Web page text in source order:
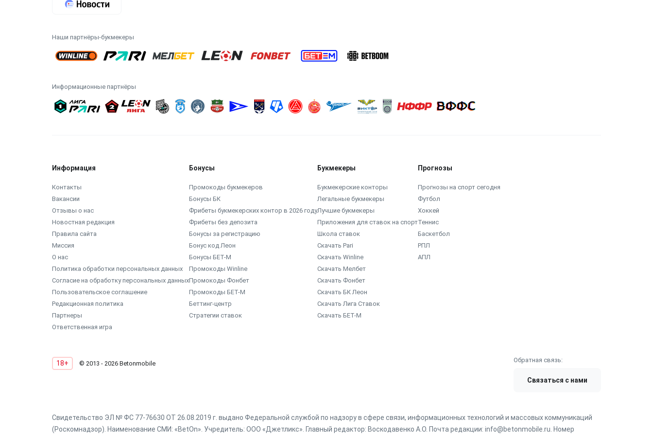
Наши партнёры-букмекеры
Информационные партнёры
Информация
Контакты
Вакансии
Отзывы о нас
Новостная редакция
Правила сайта
Миссия
О нас
Политика обработки персональных данных
Согласие на обработку персональных данных
Пользовательское соглашение
Редакционная политика
Партнеры
Ответственная игра
Бонусы
Промокоды букмекеров
Бонусы БК
Фрибеты букмекерских контор в 2026 году
Фрибеты без депозита
Бонусы за регистрацию
Бонус код Леон
Бонусы БЕТ-М
Промокоды Winline
Промокоды Фонбет
Промокоды БЕТ-М
Беттинг-центр
Стратегии ставок
Букмекеры
Букмекерские конторы
Легальные букмекеры
Лучшие букмекеры
Приложения для ставок на спорт
Школа ставок
Скачать Pari
Скачать Winline
Скачать Мелбет
Скачать Фонбет
Скачать БК Леон
Скачать Лига Ставок
Скачать БЕТ-М
Прогнозы
Прогнозы на спорт сегодня
Футбол
Хоккей
Теннис
Баскетбол
РПЛ
АПЛ
18+ © 2013 - 2026 Betonmobile Обратная связь:
Связаться с нами
Свидетельство ЭЛ № ФС 77-76630 ОТ 26.08.2019 г. выдано Федеральной службой по надзору в сфере связи, информационных технологий и массовых коммуникаций
(Роскомнадзор). Наименование СМИ: «BetOn». Учредитель: ООО «Джетликс». Главный редактор: Воскодавенко А.О. Почта редакции: info@betonmobile.ru. Номер